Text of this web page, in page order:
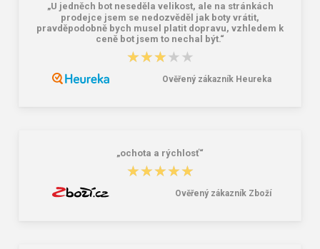
BEFADO 548M050 pánské pantofle
LEON ZŠ modré
BEFADO 265D025 VIKI Dámske
papuče modré
„U jedněch bot neseděla velikost, ale na stránkách
prodejce jsem se nedozvěděl jak boty vrátit,
pravděpodobně bych musel platit dopravu, vzhledem k
ceně bot jsem to nechal být.“
★★★★★
★★★★★
Ověřený zákazník Heureka
„ochota a rýchlosť“
★★★★★
★★★★★
Ověřený zákazník Zboží